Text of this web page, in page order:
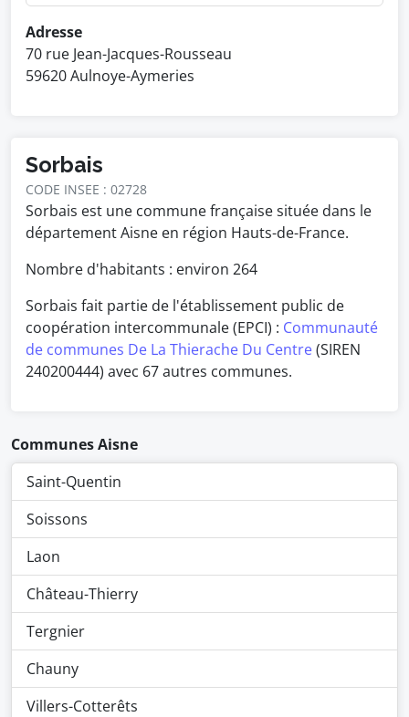
Adresse
70 rue Jean-Jacques-Rousseau
59620 Aulnoye-Aymeries
Sorbais
CODE INSEE : 02728
Sorbais est une commune française située dans le
département Aisne en région Hauts-de-France.
Nombre d'habitants : environ 264
Sorbais fait partie de l'établissement public de
coopération intercommunale (EPCI) : Communauté
de communes De La Thierache Du Centre(SIREN
240200444) avec 67 autres communes.
Communes Aisne
Saint-Quentin
Soissons
Laon
Château-Thierry
Tergnier
Chauny
Villers-Cotterêts